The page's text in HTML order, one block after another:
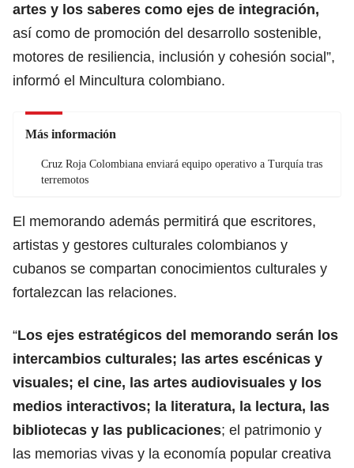
artes y los saberes como ejes de integración,
así como de promoción del desarrollo sostenible,
motores de resiliencia, inclusión y cohesión social”,
informó el Mincultura colombiano.
Más información
Cruz Roja Colombiana enviará equipo operativo a Turquía tras
terremotos
El memorando además permitirá que escritores,
artistas y gestores culturales colombianos y
cubanos se compartan conocimientos culturales y
fortalezcan las relaciones.
“Los ejes estratégicos del memorando serán los
intercambios culturales; las artes escénicas y
visuales; el cine, las artes audiovisuales y los
medios interactivos; la literatura, la lectura, las
bibliotecas y las publicaciones; el patrimonio y
las memorias vivas y la economía popular creativa